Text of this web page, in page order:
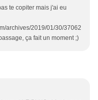
te copiter mais j'ai eu
archives/2019/01/30/37062
ça fait un moment ;)